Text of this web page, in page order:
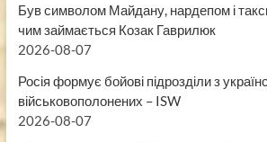
Був символом Майдану, нардепом і
чим займається Козак Гаврилюк
2026-08-07
Росія формує бойові підрозділи з
військовополонених – ISW
2026-08-07